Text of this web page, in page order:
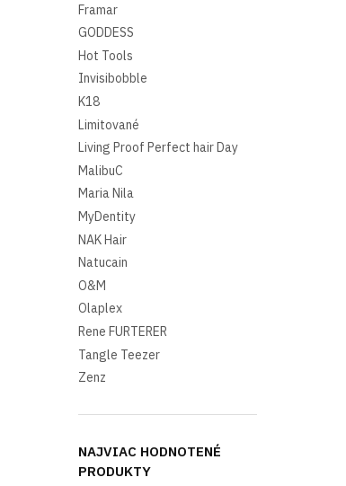
Framar
GODDESS
Hot Tools
Invisibobble
K18
Limitované
Living Proof Perfect hair Day
MalibuC
Maria Nila
MyDentity
NAK Hair
Natucain
O&M
Olaplex
Rene FURTERER
Tangle Teezer
Zenz
NAJVIAC HODNOTENÉ
PRODUKTY